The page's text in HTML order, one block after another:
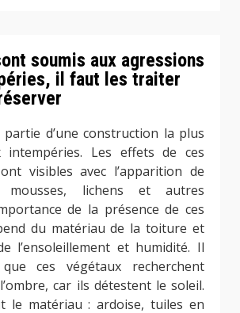
soumis aux agressions
il faut les traiter
d’une construction la plus
intempéries. Les effets de ces
visibles avec l’apparition de
mousses, lichens et autres
de la présence de ces
du matériau de la toiture et
l’ensoleillement et humidité. Il
ces végétaux recherchent
car ils détestent le soleil.
le matériau : ardoise, tuiles en